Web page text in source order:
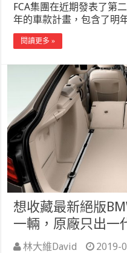
FCA集團在近期發表了第
年的車款計畫，包含了明
閱讀更多 »
想收藏最新絕版
一輛，原廠只出一
林大維David
2019-